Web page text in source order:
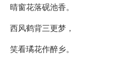
晴窗花落砚池香。
西风鹤背三更梦，
笑看璚花作醉乡。